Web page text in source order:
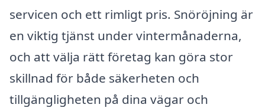
servicen och ett rimligt pris. Snöröjning är
en viktig tjänst under vintermånaderna,
och att välja rätt företag kan göra stor
skillnad för både säkerheten och
tillgängligheten på dina vägar och